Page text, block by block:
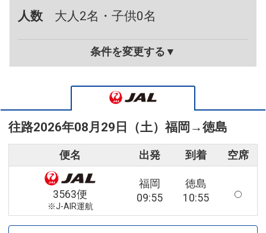
人数
大人2名・子供0名
条件を変更する▼
往路2026年08月29日（土）福岡 →徳島
便名 出発 到着 空席
3563便
※J-AIR運航
福岡
09:55
徳島
10:55